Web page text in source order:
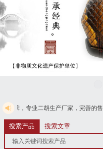
生产厂家，完善的售后服务，镇江二
搜索产品 搜索文章